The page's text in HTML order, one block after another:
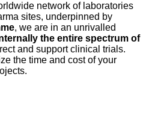
network of laboratories
sites, underpinned by
, we are in an unrivalled
the entire spectrum of
and support clinical trials.
the time and cost of your